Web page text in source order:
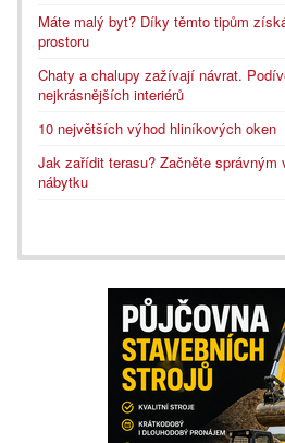
Máte malý byt? Díky těmto tipům
prostoru
Chaty a chalupy zažívají návrat.
nejkrásnějších interiérů
10 největších výhod hliníkových oken
Jak zařídit terasu? Začněte správným
nábytku